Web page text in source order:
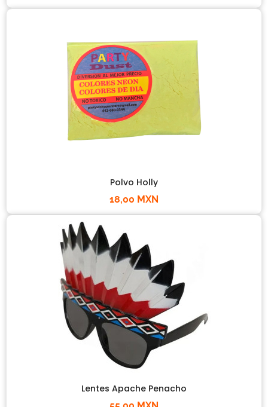
Polvo Holly
18,00 MXN
Lentes Apache Penacho